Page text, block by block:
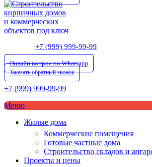
+7 (999) 999-99-99
Онлайн вопрос по Whatsapp
Заказать обратный звонок
+7 (999) 999-99-99
Меню
Жилые дома
Коммерческие помещения
Готовые частные дома
Строительство складов и
Проекты и цены